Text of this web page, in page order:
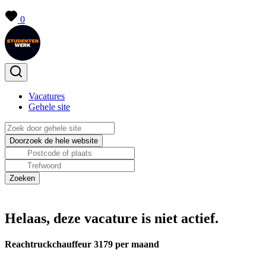
0
Vacatures
Gehele site
Helaas, deze vacature is niet actief.
Reachtruckchauffeur 3179 per maand